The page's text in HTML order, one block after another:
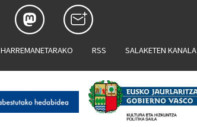
HARREMANETARAKO RSS SALAKETEN KANALA